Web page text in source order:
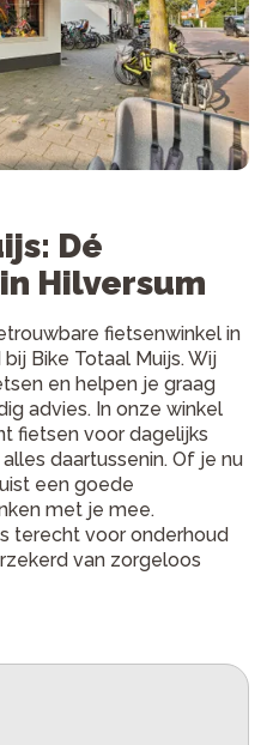
Dé
Hilversum
fietsenwinkel in
Bike Totaal Muijs. Wij
en helpen je graag
advies. In onze winkel
fietsen voor dagelijks
daartussenin. Of je nu
een goede
met je mee.
terecht voor onderhoud
van zorgeloos